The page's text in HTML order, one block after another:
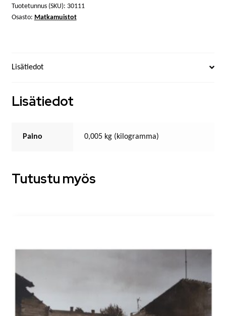
tykkykuusi
määrä
Tuotetunnus (SKU): 30111
Osasto: Matkamuistot
Lisätiedot
Lisätiedot
Paino 0,005 kg (kilogramma)
Tutustu myös